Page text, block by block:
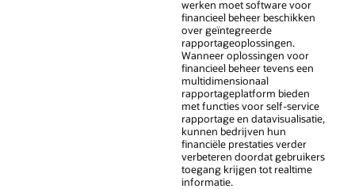
werken moet software voor
financieel beheer beschikken
over geïntegreerde
rapportageoplossingen.
Wanneer oplossingen voor
financieel beheer tevens een
multidimensionaal
rapportageplatform bieden
met functies voor self-service
rapportage en datavisualisatie,
kunnen bedrijven hun
financiële prestaties verder
verbeteren doordat gebruikers
toegang krijgen tot realtime
informatie.